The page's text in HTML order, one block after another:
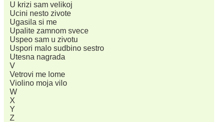
U krizi sam velikoj
Ucini nesto zivote
Ugasila si me
Upalite zamnom svece
Uspeo sam u zivotu
Uspori malo sudbino sestro
Utesna nagrada
V
Vetrovi me lome
Violino moja vilo
W
X
Y
Z